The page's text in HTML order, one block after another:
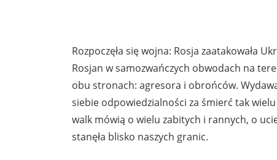
Rozpoczęła się wojna: Rosja zaatakowała
Rosjan w samozwańczych obwodach na
obu stronach: agresora i obrońców.
siebie odpowiedzialności za śmierć tak
walk mówią o wielu zabitych i rannych, o
stanęła blisko naszych granic.